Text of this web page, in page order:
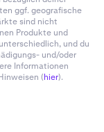
ggf. geografische
sind nicht
Produkte und
und du
und/oder
Informationen
(hier).